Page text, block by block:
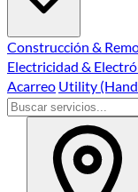
Construcción &
Electricidad &
Acarreo Utility